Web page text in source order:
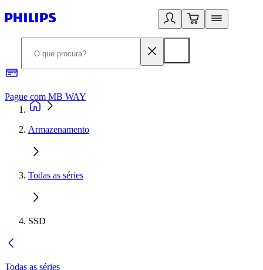
Pague com MB WAY
Armazenamento
Todas as séries
SSD
Todas as séries